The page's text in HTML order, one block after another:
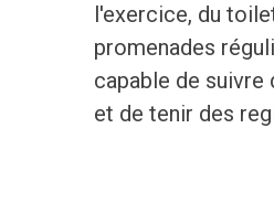
l'exercice, du
promenades
capable de
et de tenir des